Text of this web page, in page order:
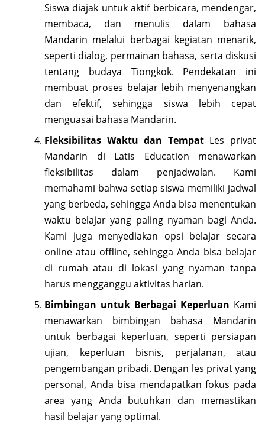
Siswa diajak untuk aktif berbicara, mendengar,
membaca, dan menulis dalam bahasa
Mandarin melalui berbagai kegiatan menarik,
seperti dialog, permainan bahasa, serta diskusi
tentang budaya Tiongkok. Pendekatan ini
membuat proses belajar lebih menyenangkan
dan efektif, sehingga siswa lebih cepat
menguasai bahasa Mandarin.
Fleksibilitas Waktu dan TempatLes privat
Mandarin di Latis Education menawarkan
fleksibilitas dalam penjadwalan. Kami
memahami bahwa setiap siswa memiliki jadwal
yang berbeda, sehingga Anda bisa menentukan
waktu belajar yang paling nyaman bagi Anda.
Kami juga menyediakan opsi belajar secara
online atau offline, sehingga Anda bisa belajar
di rumah atau di lokasi yang nyaman tanpa
harus mengganggu aktivitas harian.
Bimbingan untuk Berbagai Keperluan Kami
menawarkan bimbingan bahasa Mandarin
untuk berbagai keperluan, seperti persiapan
ujian, keperluan bisnis, perjalanan, atau
pengembangan pribadi. Dengan les privat yang
personal, Anda bisa mendapatkan fokus pada
area yang Anda butuhkan dan memastikan
hasil belajar yang optimal.